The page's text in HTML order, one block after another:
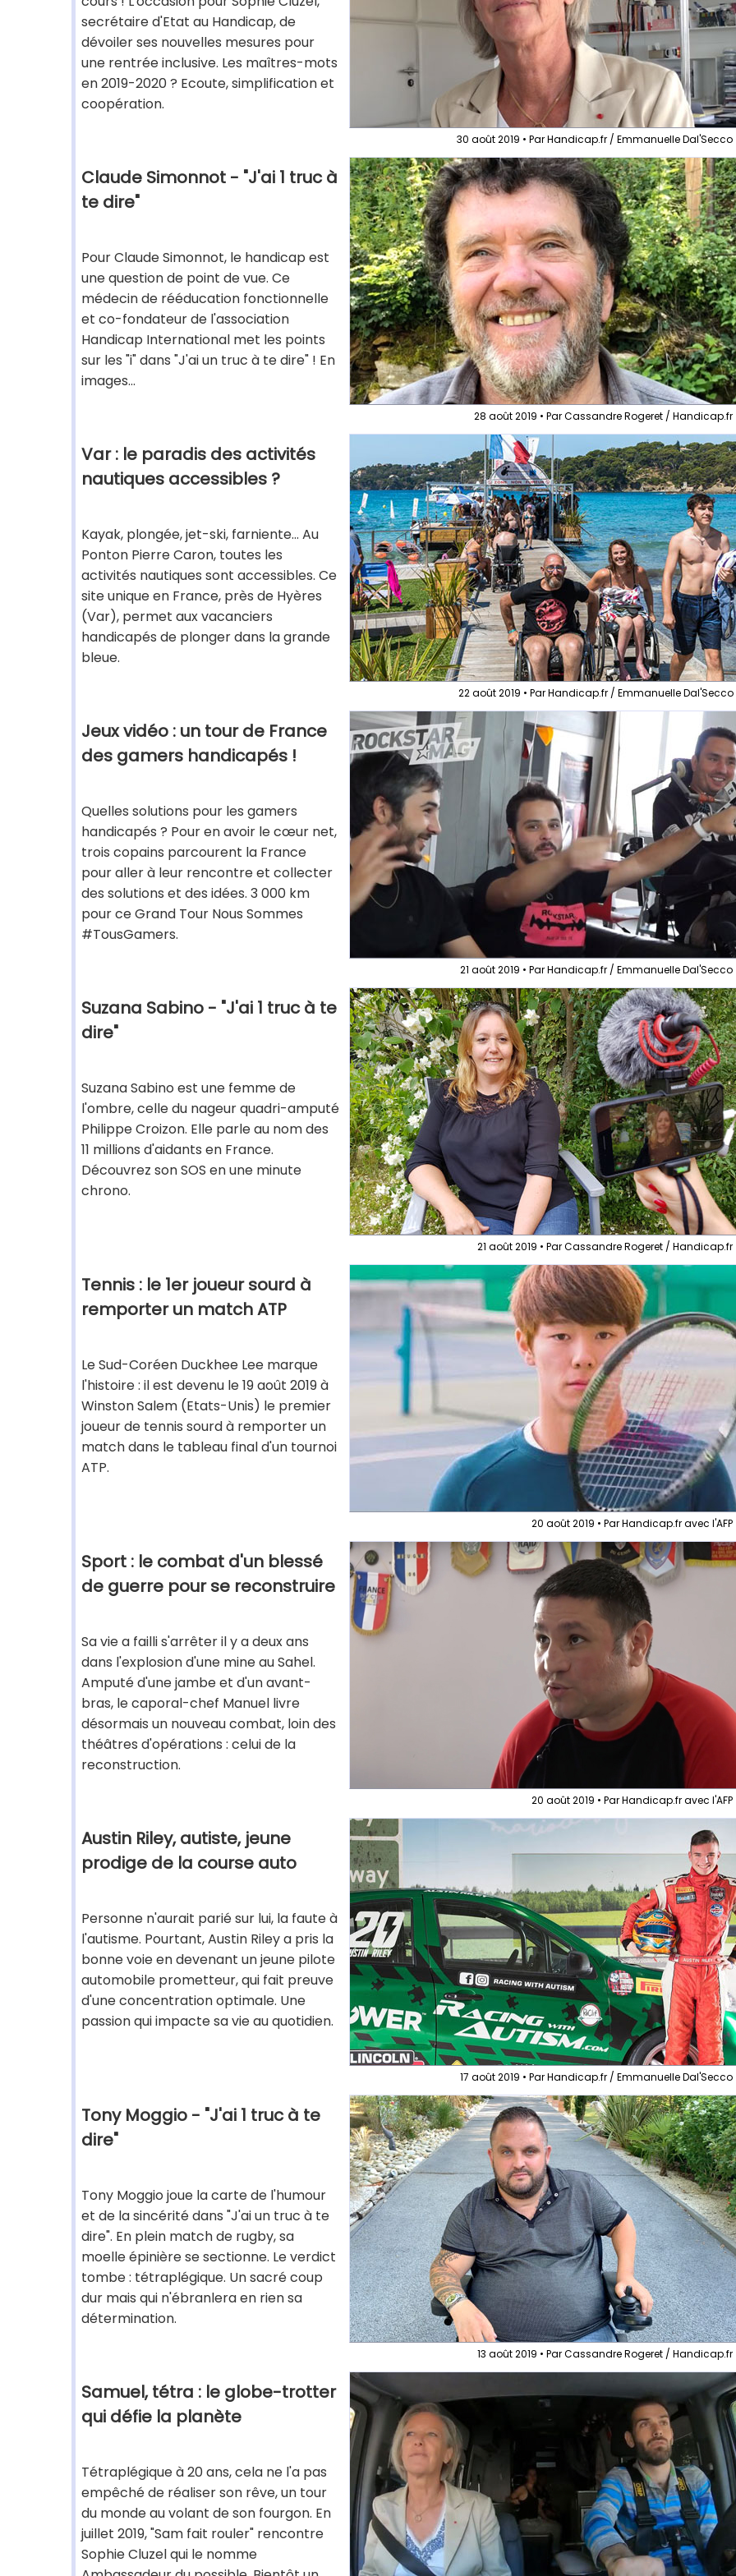
secrétaire d'Etat au Handicap, de
dévoiler ses nouvelles mesures pour
une rentrée inclusive. Les maîtres-mots
en 2019-2020 ? Ecoute, simplification et
coopération.
30 août 2019 • Par Handicap.fr / Emmanuelle Dal'Secco
Claude Simonnot - "J'ai 1 truc à
te dire"
Pour Claude Simonnot, le handicap est
une question de point de vue. Ce
médecin de rééducation fonctionnelle
et co-fondateur de l'association
Handicap International met les points
sur les "i" dans "J'ai un truc à te dire" ! En
images...
28 août 2019 • Par Cassandre Rogeret / Handicap.fr
Var : le paradis des activités
nautiques accessibles ?
Kayak, plongée, jet-ski, farniente... Au
Ponton Pierre Caron, toutes les
activités nautiques sont accessibles. Ce
site unique en France, près de Hyères
(Var), permet aux vacanciers
handicapés de plonger dans la grande
bleue.
22 août 2019 • Par Handicap.fr / Emmanuelle Dal'Secco
Jeux vidéo : un tour de France
des gamers handicapés !
Quelles solutions pour les gamers
handicapés ? Pour en avoir le cœur net,
trois copains parcourent la France
pour aller à leur rencontre et collecter
des solutions et des idées. 3 000 km
pour ce Grand Tour Nous Sommes
#TousGamers.
21 août 2019 • Par Handicap.fr / Emmanuelle Dal'Secco
Suzana Sabino - "J'ai 1 truc à te
dire"
Suzana Sabino est une femme de
l'ombre, celle du nageur quadri-amputé
Philippe Croizon. Elle parle au nom des
11 millions d'aidants en France.
Découvrez son SOS en une minute
chrono.
21 août 2019 • Par Cassandre Rogeret / Handicap.fr
Tennis : le 1er joueur sourd à
remporter un match ATP
Le Sud-Coréen Duckhee Lee marque
l'histoire : il est devenu le 19 août 2019 à
Winston Salem (Etats-Unis) le premier
joueur de tennis sourd à remporter un
match dans le tableau final d'un tournoi
ATP.
20 août 2019 • Par Handicap.fr avec l'AFP
Sport : le combat d'un blessé
de guerre pour se reconstruire
Sa vie a failli s'arrêter il y a deux ans
dans l'explosion d'une mine au Sahel.
Amputé d'une jambe et d'un avant-
bras, le caporal-chef Manuel livre
désormais un nouveau combat, loin des
théâtres d'opérations : celui de la
reconstruction.
20 août 2019 • Par Handicap.fr avec l'AFP
Austin Riley, autiste, jeune
prodige de la course auto
Personne n'aurait parié sur lui, la faute à
l'autisme. Pourtant, Austin Riley a pris la
bonne voie en devenant un jeune pilote
automobile prometteur, qui fait preuve
d'une concentration optimale. Une
passion qui impacte sa vie au quotidien.
17 août 2019 • Par Handicap.fr / Emmanuelle Dal'Secco
Tony Moggio - "J'ai 1 truc à te
dire"
Tony Moggio joue la carte de l'humour
et de la sincérité dans "J'ai un truc à te
dire". En plein match de rugby, sa
moelle épinière se sectionne. Le verdict
tombe : tétraplégique. Un sacré coup
dur mais qui n'ébranlera en rien sa
détermination.
13 août 2019 • Par Cassandre Rogeret / Handicap.fr
Samuel, tétra : le globe-trotter
qui défie la planète
Tétraplégique à 20 ans, cela ne l'a pas
empêché de réaliser son rêve, un tour
du monde au volant de son fourgon. En
juillet 2019, "Sam fait rouler" rencontre
Sophie Cluzel qui le nomme